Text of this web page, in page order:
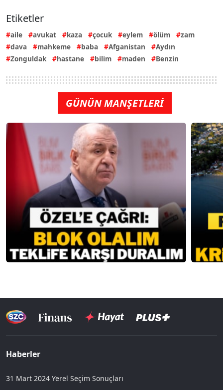
Etiketler
aile avukat kaza çocuk eylem ölüm
zam
dava
mahkeme baba Afganistan
Aydın
Zonguldak
hastane bilim maden Benzin
GÜNÜN MANŞETLERİ
Haberler
31 Mart 2024 Yerel Seçim Sonuçları